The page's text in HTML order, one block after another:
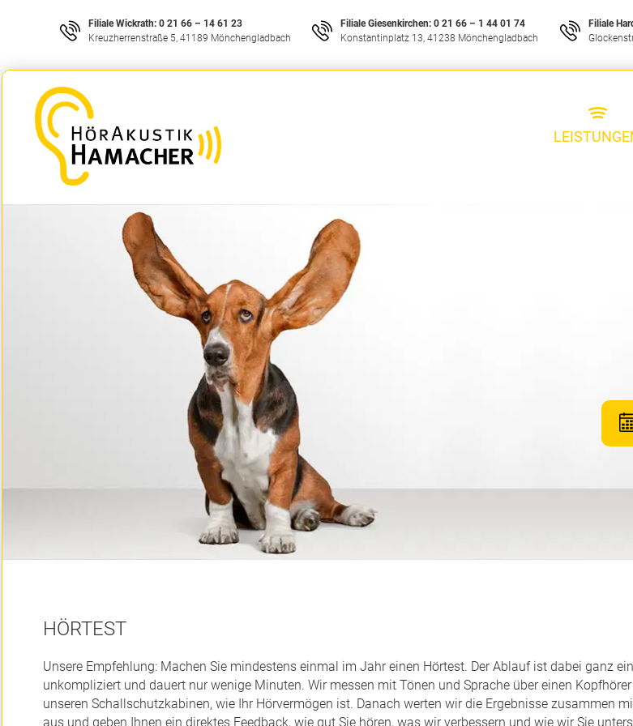
Filiale Wickrath: 0 21 66 – 14 61 23
Kreuzherrenstraße 5, 41189 Mönchengladbach
Filiale Giesenkirchen: 0 21 66 – 1 44 01 74
Konstantinplatz 13, 41238 Mönchengladbach
Filiale
HÖRTEST
Unsere Empfehlung: Machen Sie mindestens einmal im Jahr einen Hörtest. Der Ablauf ist dabei ganz
unkompliziert und dauert nur wenige Minuten. Wir messen mit Tönen und Sprache über einen
unseren Schallschutzkabinen, wie Ihr Hörvermögen ist. Danach werten wir die Ergebnisse zusammen
aus und geben Ihnen ein direktes Feedback, wie gut Sie hören, was wir verbessern und wie wir Sie